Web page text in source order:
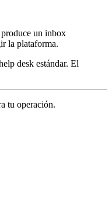
produce un inbox
la plataforma.
desk estándar. El
tu operación.